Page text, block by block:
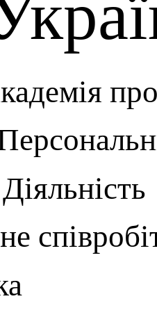
Діяльність